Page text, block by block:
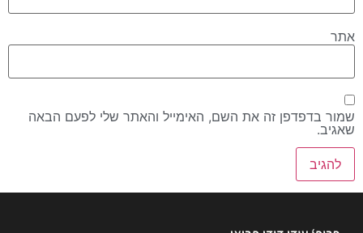
אתר
שמור בדפדפן זה את השם, האימייל והאתר שלי לפעם הבאה
שאגיב.